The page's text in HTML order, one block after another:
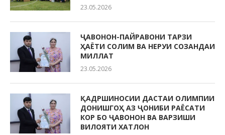
23.05.2026
ҶАВОНОН-ПАЙРАВОНИ ТАРЗИ
ҲАЁТИ СОЛИМ ВА НЕРУИ СОЗАНДАИ
МИЛЛАТ
23.05.2026
ҚАДРШИНОСИИ ДАСТАИ ОЛИМПИИ
ДОНИШГОҲ АЗ ҶОНИБИ РАЁСАТИ
КОР БО ҶАВОНОН ВА ВАРЗИШИ
ВИЛОЯТИ ХАТЛОН